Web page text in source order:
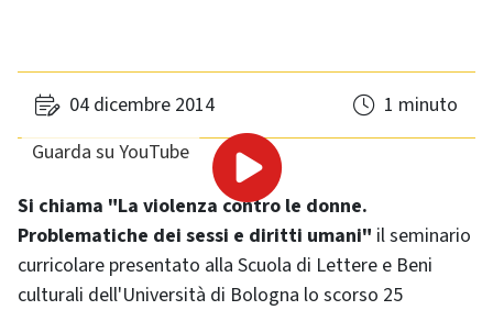
04 dicembre 2014
1 minuto
Guarda su YouTube
Si chiama "La violenza contro le donne.
Problematiche dei sessi e diritti umani" il seminario
curricolare presentato alla Scuola di Lettere e Beni
culturali dell'Università di Bologna lo scorso 25